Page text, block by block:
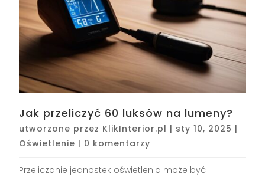
Jak przeliczyć 60 luksów na lumeny?
utworzone przez KlikInterior.pl | sty 10, 2025 |
Oświetlenie | 0 komentarzy
Przeliczanie jednostek oświetlenia może być